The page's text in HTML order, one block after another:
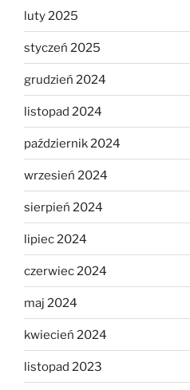
luty 2025
styczeń 2025
grudzień 2024
listopad 2024
październik 2024
wrzesień 2024
sierpień 2024
lipiec 2024
czerwiec 2024
maj 2024
kwiecień 2024
listopad 2023